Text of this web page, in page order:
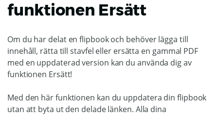
funktionen Ersätt
Om du har delat en flipbook och behöver lägga till
innehåll, rätta till stavfel eller ersätta en gammal PDF
med en uppdaterad version kan du använda dig av
funktionen Ersätt!
Med den här funktionen kan du uppdatera din flipbook
utan att byta ut den delade länken. Alla dina